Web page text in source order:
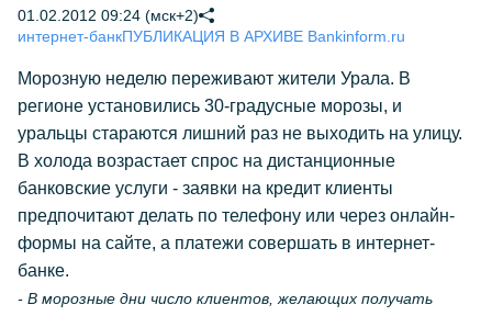
01.02.2012 09:24 (мск+2)
интернет-банкПУБЛИКАЦИЯ В АРХИВЕ Bankinform.ru
Морозную неделю переживают жители Урала. В
регионе установились 30-градусные морозы, и
уральцы стараются лишний раз не выходить на улицу.
В холода возрастает спрос на дистанционные
банковские услуги - заявки на кредит клиенты
предпочитают делать по телефону или через онлайн-
формы на сайте, а платежи совершать в интернет-
банке.
- В морозные дни число клиентов, желающих получать